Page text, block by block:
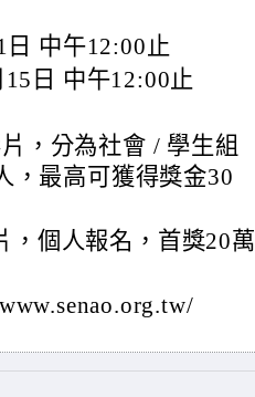
中午12:00止
日 中午12:00止
，分為社會 / 學生組
，最高可獲得獎金30
，個人報名，首獎20萬